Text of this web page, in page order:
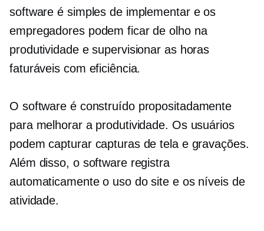
software é simples de implementar e os
empregadores podem ficar de olho na
produtividade e supervisionar as horas
faturáveis ​​com eficiência.
O software é construído propositadamente
para melhorar a produtividade. Os usuários
podem capturar capturas de tela e gravações.
Além disso, o software registra
automaticamente o uso do site e os níveis de
atividade.